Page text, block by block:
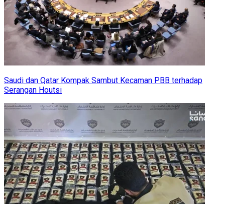
Saudi dan Qatar Kompak Sambut Kecaman PBB terhadap
Serangan Houtsi